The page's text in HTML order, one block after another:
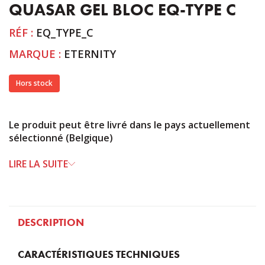
QUASAR GEL BLOC EQ-TYPE C
RÉF : EQ_TYPE_C
MARQUE : ETERNITY
Hors stock
Le produit peut être livré dans le pays actuellement
sélectionné (Belgique)
LIRE LA SUITE
DESCRIPTION
CARACTÉRISTIQUES TECHNIQUES